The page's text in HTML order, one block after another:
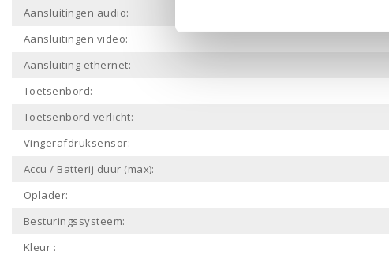
Aansluitingen audio:
Aansluitingen video:
Aansluiting ethernet:
Toetsenbord:
Toetsenbord verlicht:
Vingerafdruksensor:
Accu / Batterij duur (max):
Oplader:
Besturingssysteem:
Kleur :